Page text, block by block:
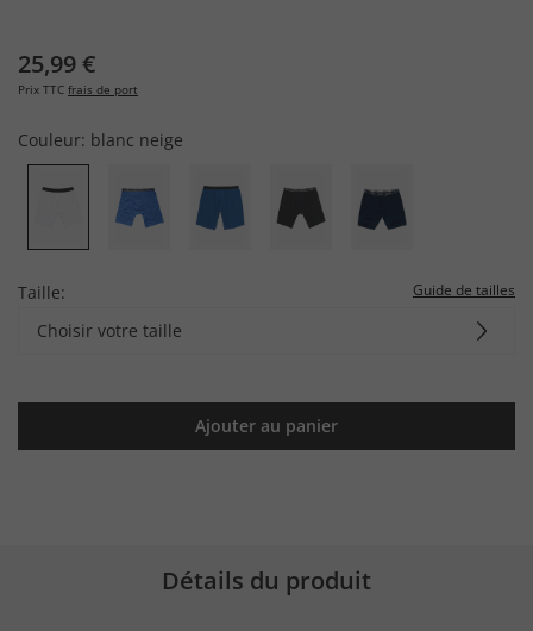
25,99 €
Prix TTC frais de port
Couleur: blanc neige
Taille: Guide de tailles
Choisir votre taille
Ajouter au panier
Détails du produit